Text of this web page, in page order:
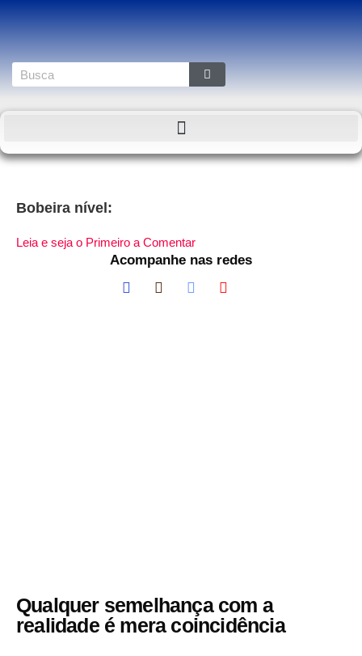
Bobeira nível:
Leia e seja o Primeiro a Comentar
Acompanhe nas redes
Qualquer semelhança com a
realidade é mera coincidência